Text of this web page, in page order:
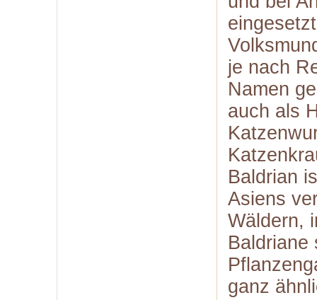
je nach
Namen
auch als
Baldrian
Asiens
Wäldern,
Baldriane
ganz